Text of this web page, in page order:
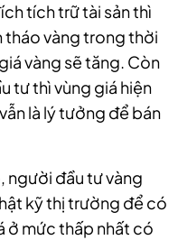
tích trữ tài sản thì
tháo vàng trong thời
vàng sẽ tăng. Còn
tư thì vùng giá hiện
là lý tưởng để bán
người đầu tư vàng
kỹ thị trường để có
ở mức thấp nhất có